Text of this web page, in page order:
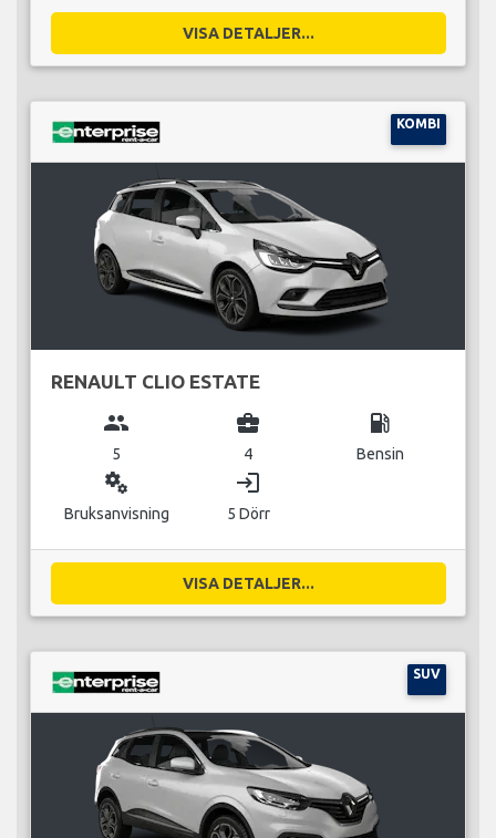
VISA DETALJER...
KOMBI
RENAULT CLIO ESTATE
group
5
business_center
4
local_gas_station
Bensin
miscellaneous_services
Bruksanvisning
login
5 Dörr
VISA DETALJER...
SUV